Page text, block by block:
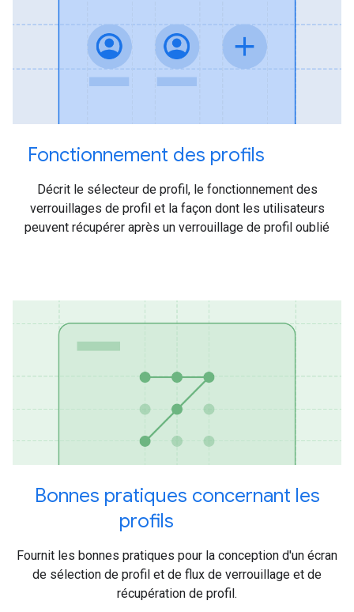
Fonctionnement des profils
Décrit le sélecteur de profil, le fonctionnement des
verrouillages de profil et la façon dont les utilisateurs
peuvent récupérer après un verrouillage de profil oublié
Bonnes pratiques concernant les
profils
Fournit les bonnes pratiques pour la conception d'un écran
de sélection de profil et de flux de verrouillage et de
récupération de profil.